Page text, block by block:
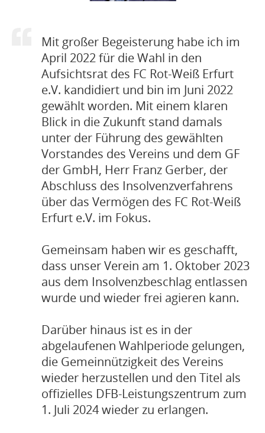
Mit großer Begeisterung habe ich im
April 2022 für die Wahl in den
Aufsichtsrat des FC Rot-Weiß Erfurt
e.V. kandidiert und bin im Juni 2022
gewählt worden. Mit einem klaren
Blick in die Zukunft stand damals
unter der Führung des gewählten
Vorstandes des Vereins und dem GF
der GmbH, Herr Franz Gerber, der
Abschluss des Insolvenzverfahrens
über das Vermögen des FC Rot-Weiß
Erfurt e.V. im Fokus.
Gemeinsam haben wir es geschafft,
dass unser Verein am 1. Oktober 2023
aus dem Insolvenzbeschlag entlassen
wurde und wieder frei agieren kann.
Darüber hinaus ist es in der
abgelaufenen Wahlperiode gelungen,
die Gemeinnützigkeit des Vereins
wieder herzustellen und den Titel als
offizielles DFB-Leistungszentrum zum
1. Juli 2024 wieder zu erlangen.